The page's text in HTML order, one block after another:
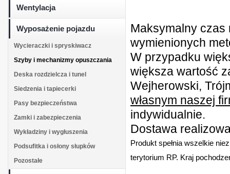
Wentylacja
Wyposażenie pojazdu
Wycieraczki i spryskiwacz
Szyby i mechanizmy opuszczania
Deska rozdzielcza i tunel
Siedzenia i tapiecerki
Pasy bezpieczeństwa
Zamki i zabezpieczenia
Wykładziny i wygłuszenia
Podsufitka i osłony słupków
Pozostałe
Maksymalny czas
wymienionych
W przypadku
większa wartość
Wejherowski,
własnym naszej
indywidualnie.
Dostawa
Produkt spełnia wszelkie
terytorium RP. Kraj